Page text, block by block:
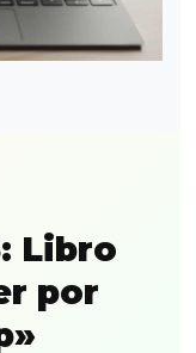
Libro
por